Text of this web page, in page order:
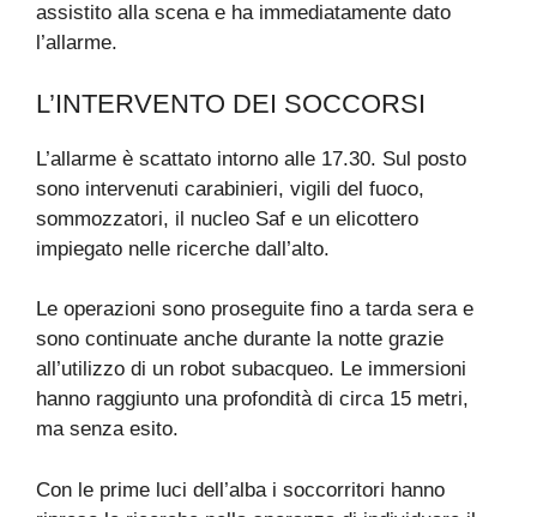
assistito alla scena e ha immediatamente dato
l’allarme.
L’INTERVENTO DEI SOCCORSI
L’allarme è scattato intorno alle 17.30. Sul posto
sono intervenuti carabinieri, vigili del fuoco,
sommozzatori, il nucleo Saf e un elicottero
impiegato nelle ricerche dall’alto.
Le operazioni sono proseguite fino a tarda sera e
sono continuate anche durante la notte grazie
all’utilizzo di un robot subacqueo. Le immersioni
hanno raggiunto una profondità di circa 15 metri,
ma senza esito.
Con le prime luci dell’alba i soccorritori hanno